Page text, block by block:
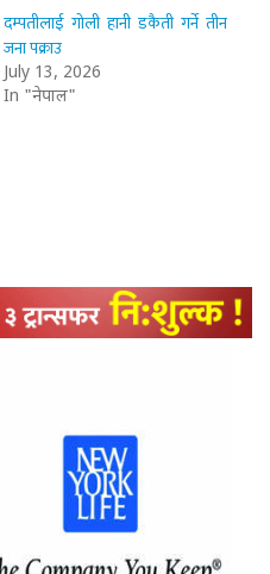
दम्पतीलाई गोली हानी डकैती गर्ने तीन
जना पक्राउ
July 13, 2026
In "नेपाल"